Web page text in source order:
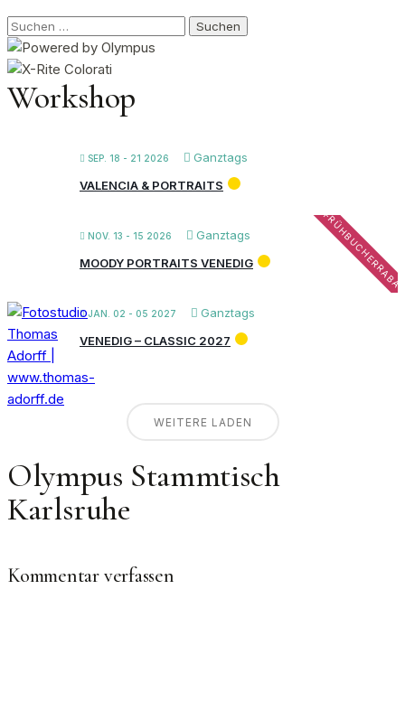
Suchen
nach:
Workshop
SEP. 18 - 21 2026
Ganztags
VALENCIA & PORTRAITS
NOV. 13 - 15 2026 Ganztags
MOODY PORTRAITS VENEDIG
JAN. 02 - 05 2027
Ganztags
VENEDIG – CLASSIC 2027
WEITERE LADEN
Olympus Stammtisch
Karlsruhe
Kommentar verfassen